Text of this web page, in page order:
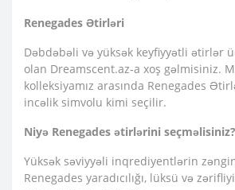
Renegades Ətirləri
Dəbdəbəli və yüksək keyfiyyətli ətirlər
olan Dreamscent.az-a xoş gəlmisiniz.
kolleksiyamız arasında Renegades
incəlik simvolu kimi seçilir.
Niyə Renegades ətirlərini seçməlisiniz?
Yüksək səviyyəli inqrediyentlərin zəngin
Renegades yaradıcılığı, lüksü və